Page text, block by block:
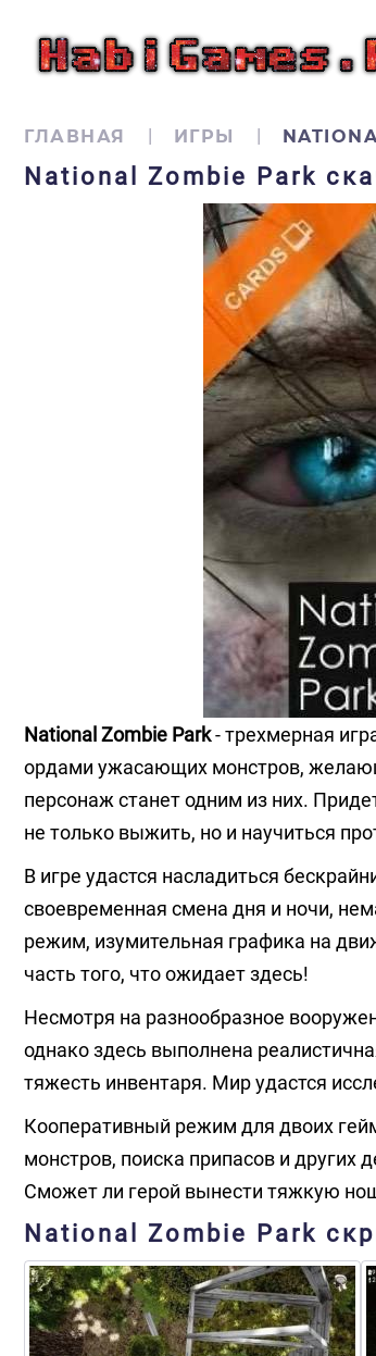
ГЛАВНАЯ ИГРЫ
National Zombie Park
National Zombie Park- трехмерная
ордами ужасающих монстров,
персонаж станет одним из них.
не только выжить, но и научиться
В игре удастся насладиться
своевременная смена дня и ночи,
режим, изумительная графика на
часть того, что ожидает здесь!
Несмотря на разнообразное
однако здесь выполнена
тяжесть инвентаря. Мир удастся
Кооперативный режим для двоих
монстров, поиска припасов и
Сможет ли герой вынести тяжкую
National Zombie Park